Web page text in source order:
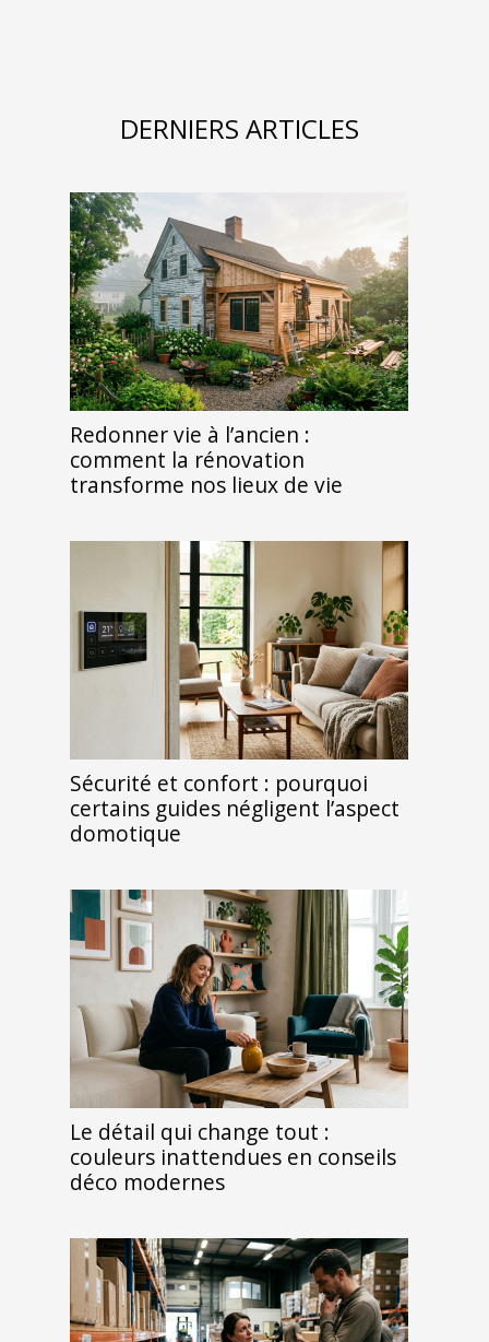
DERNIERS ARTICLES
Redonner vie à l’ancien :
comment la rénovation
transforme nos lieux de vie
Sécurité et confort : pourquoi
certains guides négligent l’aspect
domotique
Le détail qui change tout :
couleurs inattendues en conseils
déco modernes